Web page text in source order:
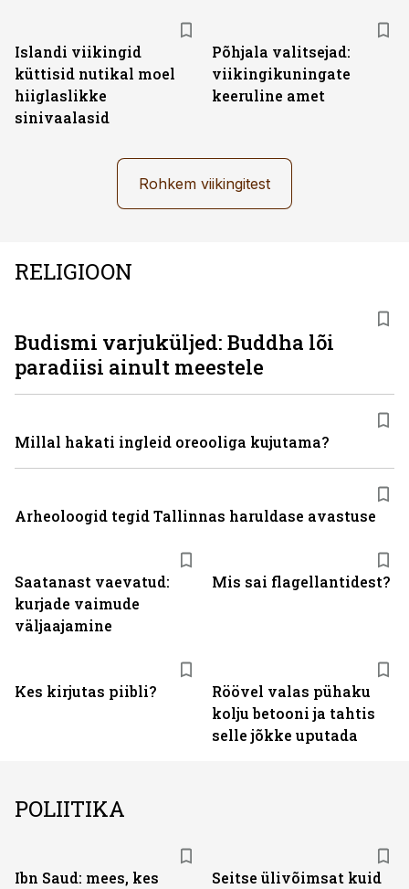
Islandi viikingid
küttisid nutikal moel
hiiglaslikke
sinivaalasid
Põhjala valitsejad:
viikingikuningate
keeruline amet
Rohkem viikingitest
RELIGIOON
Saatanast vaevatud:
kurjade vaimude
väljaajamine
Mis sai flagellantidest?
Kes kirjutas piibli?
Röövel valas pühaku
kolju betooni ja tahtis
selle jõkke uputada
Budismi varjuküljed: Buddha lõi
paradiisi ainult meestele
Millal hakati ingleid oreooliga kujutama?
Arheoloogid tegid Tallinnas haruldase avastuse
POLIITIKA
Ibn Saud: mees, kes
Seitse ülivõimsat kuid